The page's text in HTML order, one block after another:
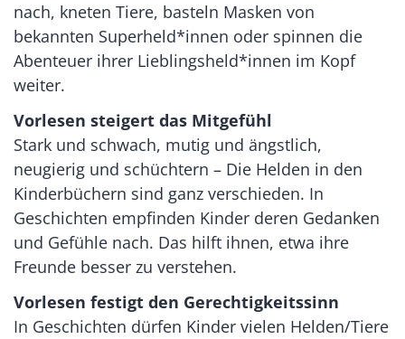
nach, kneten Tiere, basteln Masken von
bekannten Superheld*innen oder spinnen die
Abenteuer ihrer Lieblingsheld*innen im Kopf
weiter.
Vorlesen steigert das Mitgefühl
Stark und schwach, mutig und ängstlich,
neugierig und schüchtern – Die Helden in den
Kinderbüchern sind ganz verschieden. In
Geschichten empfinden Kinder deren Gedanken
und Gefühle nach. Das hilft ihnen, etwa ihre
Freunde besser zu verstehen.
Vorlesen festigt den Gerechtigkeitssinn
In Geschichten dürfen Kinder vielen Helden/Tiere